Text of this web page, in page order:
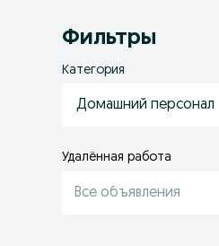
Фильтры
Категория
Домашний персонал
Удалённая работа
Все объявления